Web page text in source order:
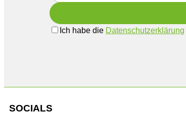
Ich habe die Datenschutzerklärung
SOCIALS